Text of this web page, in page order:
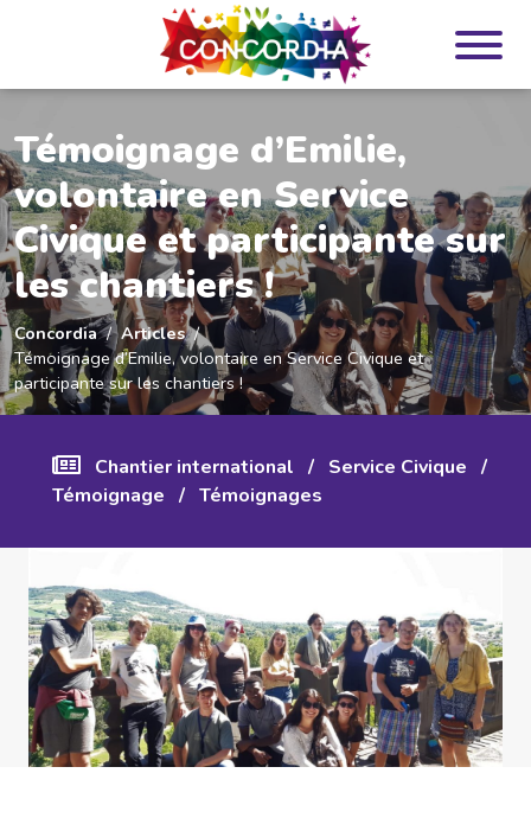
Témoignage d’Emilie,
volontaire en Service
Civique et participante sur
les chantiers !
Concordia
Articles
Témoignage d’Emilie, volontaire en Service Civique et
participante sur les chantiers !
Chantier international / Service Civique /
Témoignage / Témoignages
Panneau de gestion des cookies